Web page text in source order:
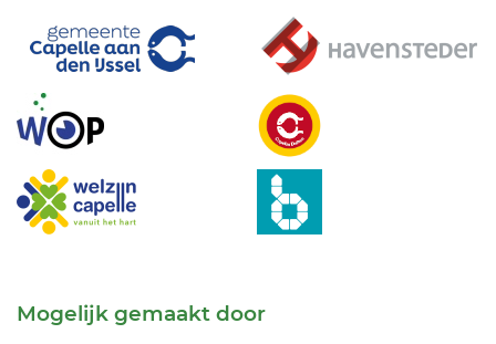
Mogelijk gemaakt door